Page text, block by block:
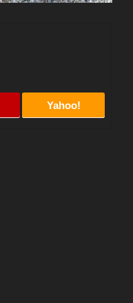
Yahoo!